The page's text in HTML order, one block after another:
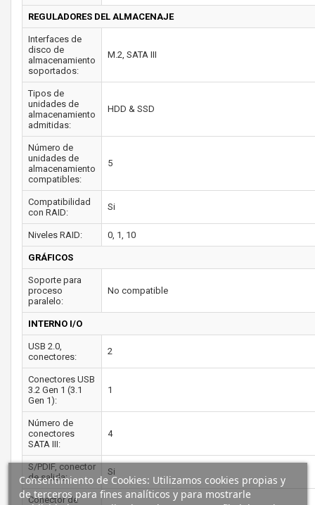
REGULADORES DEL ALMACENAJE
Interfaces de
disco de
almacenamiento
soportados:
M.2, SATA III
Tipos de
unidades de
almacenamiento
admitidas:
HDD & SSD
Número de
unidades de
almacenamiento
compatibles:
5
Compatibilidad
con RAID:
Si
Niveles RAID: 0, 1, 10
GRÁFICOS
Soporte para
proceso
paralelo:
No compatible
INTERNO I/O
USB 2.0,
conectores:
2
Conectores USB
3.2 Gen 1 (3.1
Gen 1):
1
Número de
conectores
SATA III:
4
S/PDIF, conector
de salida:
Si
Conector de
Consentimiento de Cookies: Utilizamos cookies propias y
de terceros para fines analíticos y para mostrarle